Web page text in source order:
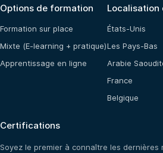
Options de formation
Formation sur place
Mixte (E-learning + pratique)
Apprentissage en ligne
Localisation
États-Unis
Les Pays-Bas
Arabie
France
Belgique
Certifications
Soyez le premier à connaître les dernières